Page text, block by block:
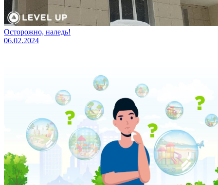
Осторожно, наледь!
06.02.2024